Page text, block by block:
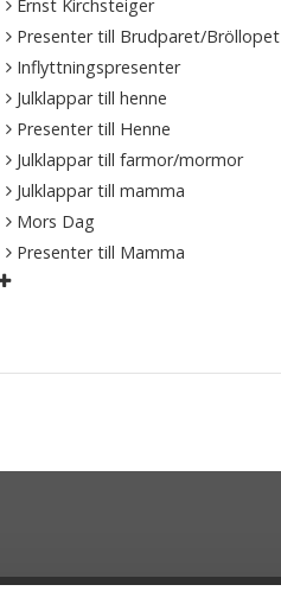
Ernst Kirchsteiger
Presenter till Brudparet/Bröllopet
Inflyttningspresenter
Julklappar till henne
Presenter till Henne
Julklappar till farmor/mormor
Julklappar till mamma
Mors Dag
Presenter till Mamma